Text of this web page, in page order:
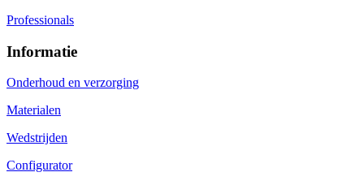
Professionals
Informatie
Onderhoud en verzorging
Materialen
Wedstrijden
Configurator